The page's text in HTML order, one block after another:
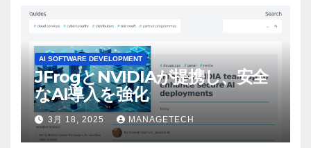
AI SOFTWARE DEVELOPMENT
JFrogとNVIDIAが提携し、安全
なAI導入を強化
3月 18, 2025 MANAGETECH